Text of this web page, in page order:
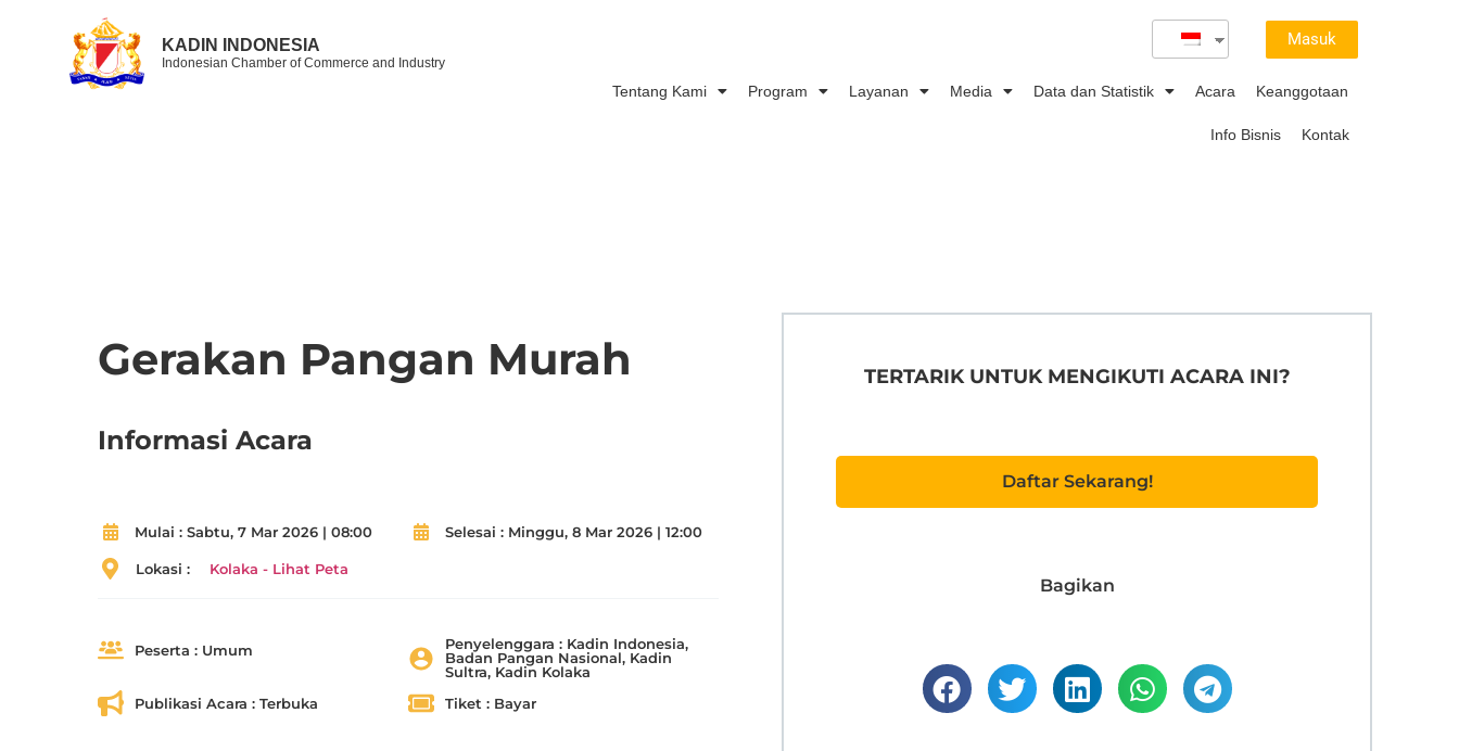
KADIN INDONESIA
Indonesian Chamber of Commerce and Industry
Masuk
Tentang Kami Program Layanan Media Data dan Statistik Acara Keanggotaan
Info Bisnis Kontak
Gerakan Pangan Murah
Informasi Acara
Mulai : Sabtu, 7 Mar 2026 | 08:00 Selesai : Minggu, 8 Mar 2026 | 12:00
Lokasi : Kolaka - Lihat Peta
Peserta : Umum Penyelenggara : Kadin Indonesia,
Badan Pangan Nasional, Kadin
Sultra, Kadin Kolaka
Publikasi Acara : Terbuka Tiket : Bayar
TERTARIK UNTUK MENGIKUTI ACARA INI?
Daftar Sekarang!
Bagikan